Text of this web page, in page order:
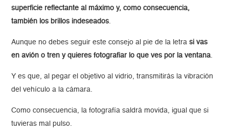
superficie reflectante al máximo y, como consecuencia,
también los brillos indeseados.
Aunque no debes seguir este consejo al pie de la letrasi vas
en avión o tren y quieres fotografiar lo que ves por la ventana.
Y es que, al pegar el objetivo al vidrio, transmitirás la vibración
del vehículo a la cámara.
Como consecuencia, la fotografía saldrá movida, igual que si
tuvieras mal pulso.